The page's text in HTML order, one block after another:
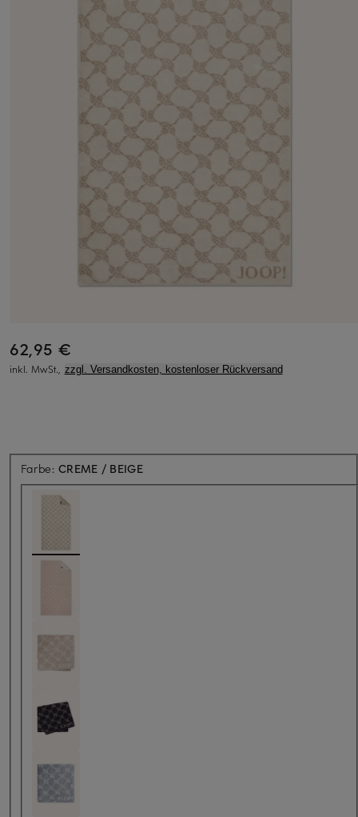
62,95 €
inkl. MwSt., zzgl. Versandkosten, kostenloser Rückversand
Farbe:CREME / BEIGE